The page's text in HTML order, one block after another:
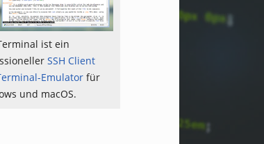
ist ein
SSH Client
Emulator für
und macOS.